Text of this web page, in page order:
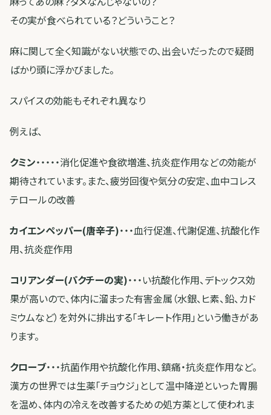
その実が食べられている？どういうこと？
麻に関して全く知識がない状態での、出会いだったので疑問
ばかり頭に浮かびました。
スパイスの効能もそれぞれ異なり
例えば、
クミン・・・・・消化促進や食欲増進、抗炎症作用などの効能が
期待されています。また、疲労回復や気分の安定、血中コレス
テロールの改善
カイエンペッパー(唐辛子)・・・血行促進、代謝促進、抗酸化作
用、抗炎症作用
コリアンダー(パクチーの実)・・・い抗酸化作用、デトックス効
果が高いので、体内に溜まった有害金属（水銀、ヒ素、鉛、カド
ミウムなど）を対外に排出する「キレート作用」という働きがあ
ります。
クローブ・・・抗菌作用や抗酸化作用、鎮痛・抗炎症作用など。
漢方の世界では生薬「チョウジ」として温中降逆といった胃腸
を温め、体内の冷えを改善するための処方薬として使われま